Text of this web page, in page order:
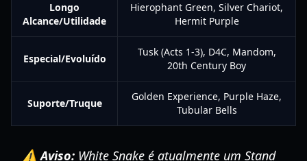
Longo
Alcance/Utilidade
Hierophant Green, Silver Chariot,
Hermit Purple
Especial/Evoluído
Tusk (Acts 1-3), D4C, Mandom,
20th Century Boy
Suporte/Truque
Golden Experience, Purple Haze,
Tubular Bells
⚠️ Aviso: White Snake é atualmente um Stand